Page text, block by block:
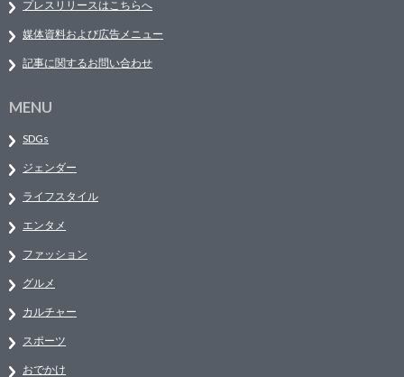
プレスリリースはこちらへ
媒体資料および広告メニュー
記事に関するお問い合わせ
MENU
SDGs
ジェンダー
ライフスタイル
エンタメ
ファッション
グルメ
カルチャー
スポーツ
おでかけ